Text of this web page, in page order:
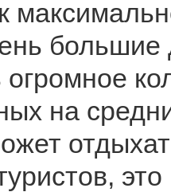
огромное
на